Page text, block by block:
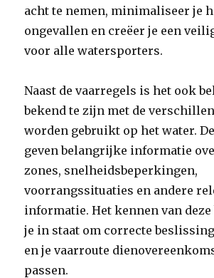
acht te nemen, minimaliseer je
ongevallen en creëer je een
voor alle watersporters.
Naast de vaarregels is het ook
bekend te zijn met de
worden gebruikt op het water.
geven belangrijke informatie
zones, snelheidsbeperkingen,
voorrangssituaties en andere
informatie. Het kennen van
je in staat om correcte
en je vaarroute
passen.